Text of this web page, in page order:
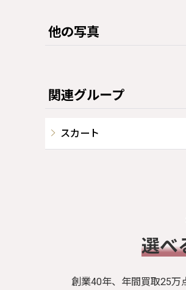
他の写真
関連グループ
スカート
選べ
創業40年、年間買取25万